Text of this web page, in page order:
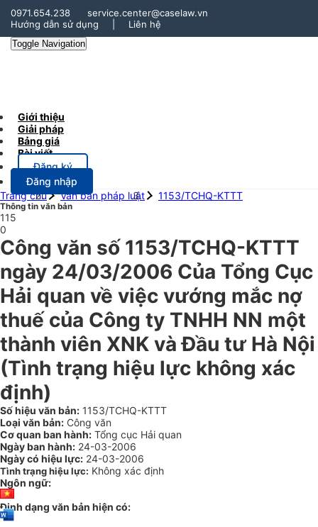
0971.654.238
service.center@caselaw.vn
Hướng dẫn sử dụng
Liên hệ
Toggle Navigation
Giới thiệu
Giải pháp
Bảng giá
Bài viết
Đăng ký
Đăng nhập
Trang chủ
Văn bản pháp luật 1153/TCHQ-KTTT
Thông tin văn bản
115
0
Công văn số 1153/TCHQ-KTTT
ngày 24/03/2006 Của Tổng Cục
Hải quan về việc vướng mắc nợ
thuế của Công ty TNHH NN một
thành viên XNK và Đầu tư Hà Nội
(Tình trạng hiệu lực không xác
định)
Số hiệu văn bản: 1153/TCHQ-KTTT
Loại văn bản: Công văn
Cơ quan ban hành: Tổng cục Hải quan
Ngày ban hành: 24-03-2006
Ngày có hiệu lực: 24-03-2006
Tình trạng hiệu lực: Không xác định
Ngôn ngữ:
Định dạng văn bản hiện có: